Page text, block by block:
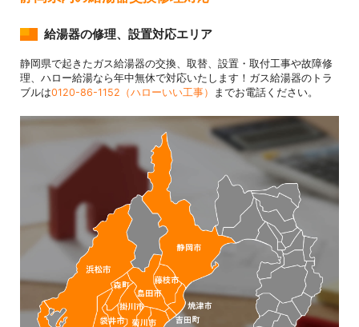
給湯器の修理、設置対応エリア
静岡県で起きたガス給湯器の交換、取替、設置・取付工事や故障修
理、ハロー給湯なら年中無休で対応いたします！ガス給湯器のトラ
ブルは0120-86-1152（ハローいい工事） までお電話ください。